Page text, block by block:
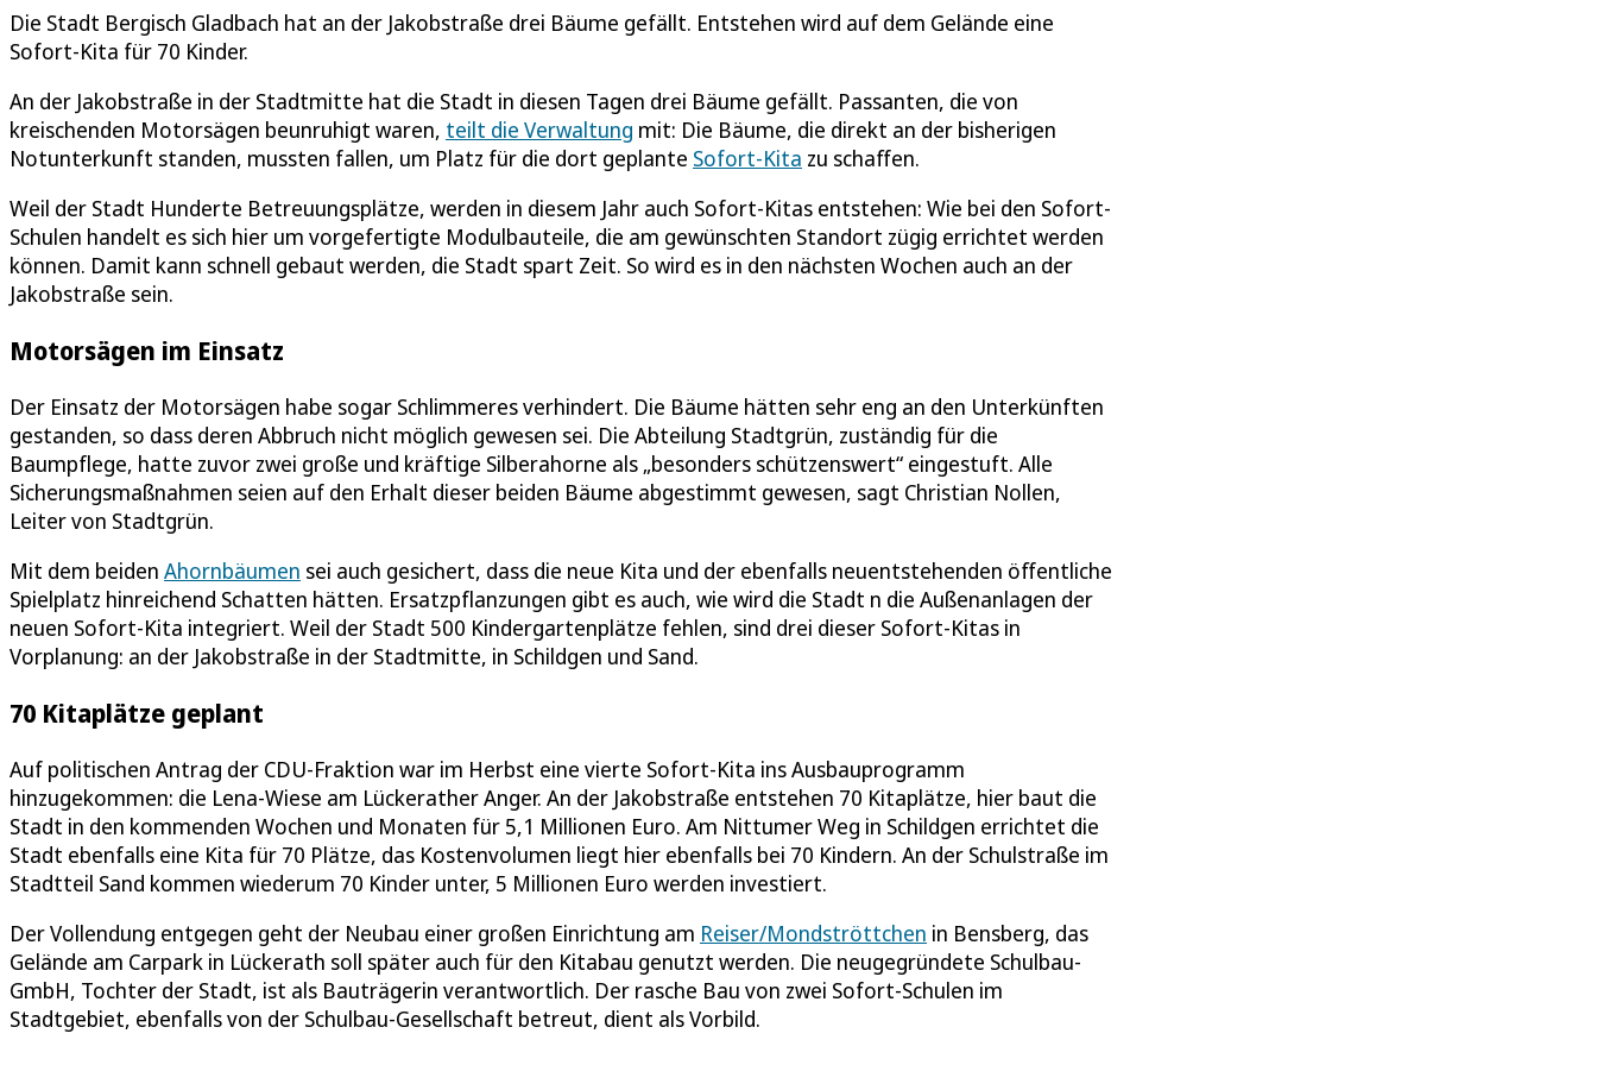
Die Stadt Bergisch Gladbach hat an der Jakobstraße drei Bäume gefällt. Entstehen wird auf dem Gelände eine
Sofort-Kita für 70 Kinder.
An der Jakobstraße in der Stadtmitte hat die Stadt in diesen Tagen drei Bäume gefällt. Passanten, die von
kreischenden Motorsägen beunruhigt waren, teilt die Verwaltung mit: Die Bäume, die direkt an der bisherigen
Notunterkunft standen, mussten fallen, um Platz für die dort geplante Sofort-Kita zu schaffen.
Weil der Stadt Hunderte Betreuungsplätze, werden in diesem Jahr auch Sofort-Kitas entstehen: Wie bei den Sofort-
Schulen handelt es sich hier um vorgefertigte Modulbauteile, die am gewünschten Standort zügig errichtet werden
können. Damit kann schnell gebaut werden, die Stadt spart Zeit. So wird es in den nächsten Wochen auch an der
Jakobstraße sein.
Motorsägen im Einsatz
Der Einsatz der Motorsägen habe sogar Schlimmeres verhindert. Die Bäume hätten sehr eng an den Unterkünften
gestanden, so dass deren Abbruch nicht möglich gewesen sei. Die Abteilung Stadtgrün, zuständig für die
Baumpflege, hatte zuvor zwei große und kräftige Silberahorne als „besonders schützenswert“ eingestuft. Alle
Sicherungsmaßnahmen seien auf den Erhalt dieser beiden Bäume abgestimmt gewesen, sagt Christian Nollen,
Leiter von Stadtgrün.
Mit dem beiden Ahornbäumen sei auch gesichert, dass die neue Kita und der ebenfalls neuentstehenden öffentliche
Spielplatz hinreichend Schatten hätten. Ersatzpflanzungen gibt es auch, wie wird die Stadt n die Außenanlagen der
neuen Sofort-Kita integriert. Weil der Stadt 500 Kindergartenplätze fehlen, sind drei dieser Sofort-Kitas in
Vorplanung: an der Jakobstraße in der Stadtmitte, in Schildgen und Sand.
70 Kitaplätze geplant
Auf politischen Antrag der CDU-Fraktion war im Herbst eine vierte Sofort-Kita ins Ausbauprogramm
hinzugekommen: die Lena-Wiese am Lückerather Anger. An der Jakobstraße entstehen 70 Kitaplätze, hier baut die
Stadt in den kommenden Wochen und Monaten für 5,1 Millionen Euro. Am Nittumer Weg in Schildgen errichtet die
Stadt ebenfalls eine Kita für 70 Plätze, das Kostenvolumen liegt hier ebenfalls bei 70 Kindern. An der Schulstraße im
Stadtteil Sand kommen wiederum 70 Kinder unter, 5 Millionen Euro werden investiert.
Der Vollendung entgegen geht der Neubau einer großen Einrichtung am Reiser/Mondströttchen in Bensberg, das
Gelände am Carpark in Lückerath soll später auch für den Kitabau genutzt werden. Die neugegründete Schulbau-
GmbH, Tochter der Stadt, ist als Bauträgerin verantwortlich. Der rasche Bau von zwei Sofort-Schulen im
Stadtgebiet, ebenfalls von der Schulbau-Gesellschaft betreut, dient als Vorbild.